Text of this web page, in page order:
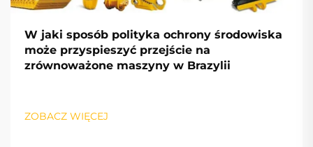
W jaki sposób polityka ochrony środowiska
może przyspieszyć przejście na
zrównoważone maszyny w Brazylii
ZOBACZ WIĘCEJ